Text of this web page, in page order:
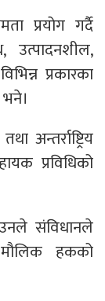
प्रयोग गर्दै
प्रकारका
अन्तर्राष्ट्रिय
प्रविधिको
उनले संविधानले
हकको